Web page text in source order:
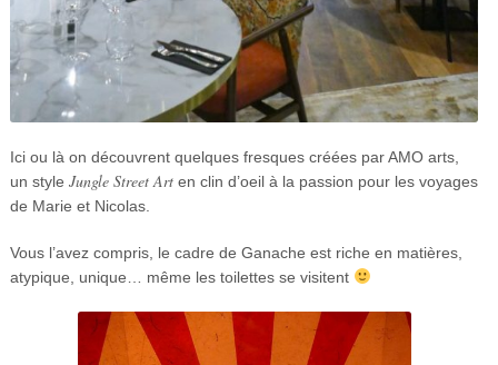
Ici ou là on découvrent quelques fresques créées par AMO arts,
un style Jungle Street Arten clin d’oeil à la passion pour les voyages
de Marie et Nicolas.
Vous l’avez compris, le cadre de Ganache est riche en matières,
atypique, unique… même les toilettes se visitent